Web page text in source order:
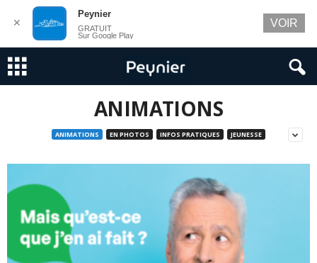
ANIMATIONS
ANIMATIONS EN PHOTOS INFOS PRATIQUES JEUNESSE
✕
Peynier
GRATUIT
Sur Google Play
VOIR